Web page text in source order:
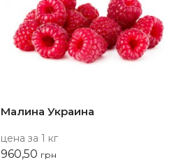
Малина Украина
цена за 1 кг
960,50 грн